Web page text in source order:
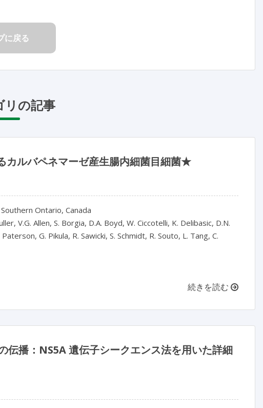
に戻る
リの記事
カルバペネマーゼ産生腸内細菌目細菌★
Ontario, Canada
V.G. Allen, S. Borgia, D.A. Boyd, W. Ciccotelli, K. Delibasic, D.N.
G. Pikula, R. Sawicki, S. Schmidt, R. Souto, L. Tang, C.
続きを読む
伝播：NS5A 遺伝子シークエンス法を用いた詳細